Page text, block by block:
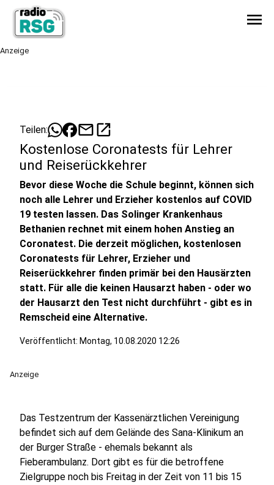
menu
Anzeige
Teilen: mailopen_in_new
Kostenlose Coronatests für Lehrer
und Reiserückkehrer
Bevor diese Woche die Schule beginnt, können sich
noch alle Lehrer und Erzieher kostenlos auf COVID
19 testen lassen. Das Solinger Krankenhaus
Bethanien rechnet mit einem hohen Anstieg an
Coronatest. Die derzeit möglichen, kostenlosen
Coronatests für Lehrer, Erzieher und
Reiserückkehrer finden primär bei den Hausärzten
statt. Für alle die keinen Hausarzt haben - oder wo
der Hausarzt den Test nicht durchführt - gibt es in
Remscheid eine Alternative.
Veröffentlicht: Montag, 10.08.2020 12:26
Anzeige
Das Testzentrum der Kassenärztlichen Vereinigung
befindet sich auf dem Gelände des Sana-Klinikum an
der Burger Straße - ehemals bekannt als
Fieberambulanz. Dort gibt es für die betroffene
Zielgruppe noch bis Freitag in der Zeit von 11 bis 15